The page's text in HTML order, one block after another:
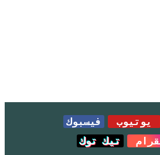
https://
يوتيوب
فيسبوك
تيك توك